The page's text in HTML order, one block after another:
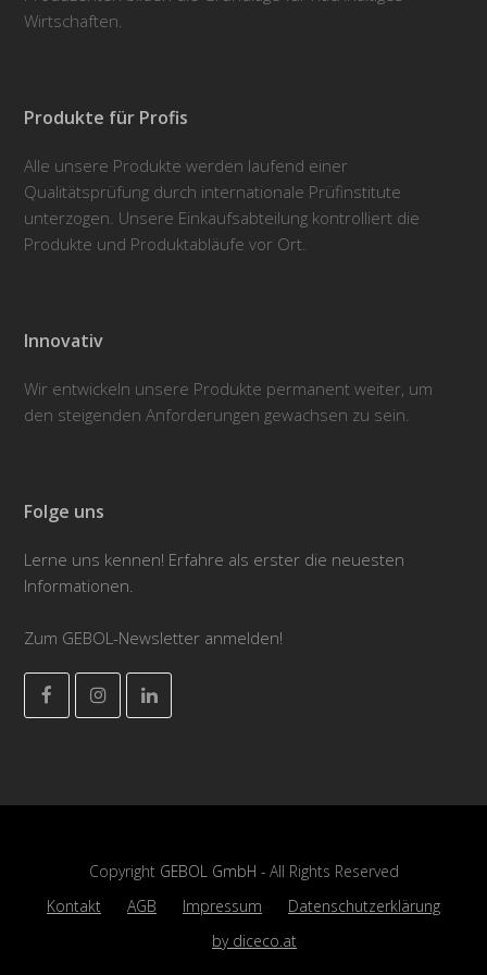
Wirtschaften.
Produkte für Profis
Alle unsere Produkte werden laufend einer
Qualitätsprüfung durch internationale Prüfinstitute
unterzogen. Unsere Einkaufsabteilung kontrolliert die
Produkte und Produktabläufe vor Ort.
Innovativ
Wir entwickeln unsere Produkte permanent weiter, um
den steigenden Anforderungen gewachsen zu sein.
Folge uns
Lerne uns kennen! Erfahre als erster die neuesten
Informationen.
Zum GEBOL-Newsletter anmelden!
FacebookInstagramLinkedIn
Copyright GEBOL GmbH - All Rights Reserved
Kontakt
AGB Impressum
Datenschutzerklärung
by diceco.at